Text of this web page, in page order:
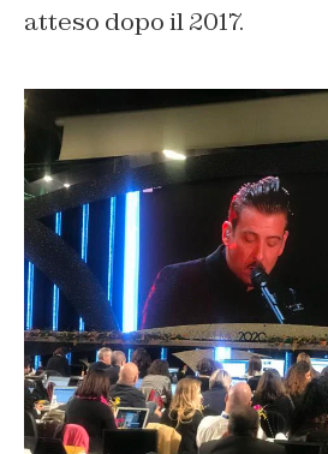
atteso dopo il 2017.